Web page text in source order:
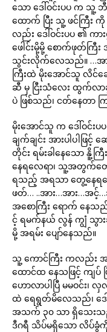
သော ဒေါ်ဝင်းပပ က သူ့
ထောက် ပြီး သူ့ ဖင်ကြီး
လည်း ဒေါ်ဝင်းပပ ၏ ကာ
ဖေါင်းမို့မို့ စောက်ဖုတ်ကြီ
သွင်းလိုက်လေသည်။ …အား
ကြီးထဲ မိုးအောင်သူ လိင်ချ
ဆီ မှ ငြီးသံလေး ထွက်လ
ပဲ ဖြစ်သည်၊ ငတ်နေတာ ကြ
မိုးအောင်သူ က ဒေါ်ဝင်း
ချက်ချင်း အားပါပါဖ
တိုင်း ရမ်းခါနေသော နိူ့က
နေရလေရာ၊ သူ့အတွက်
ရသည့် အရသာ တွေ့နေရ
ဖတ်… ..အား…အား…အင့်
အစောကြီး ရောက် နေသ
င့် ရမက်နယ် လွန် ကျွံ သွားခဲ့
မို့ အရမ်း ပျော်နေသည်။
သူ့ ကောင်ကြီး ကလည်း
ထောင်ထ နေသဖြင့် ကျပ်
ဟောလာပါပြီ မမဝင်း
ထဲ ရေရွတ်မိလေသည်၊ ဒေါ်
အသက် ၃၀ သာ ရှိသေးသ
ဒီဂရီ သိပ်မရှိသော လိပ်ခွံ